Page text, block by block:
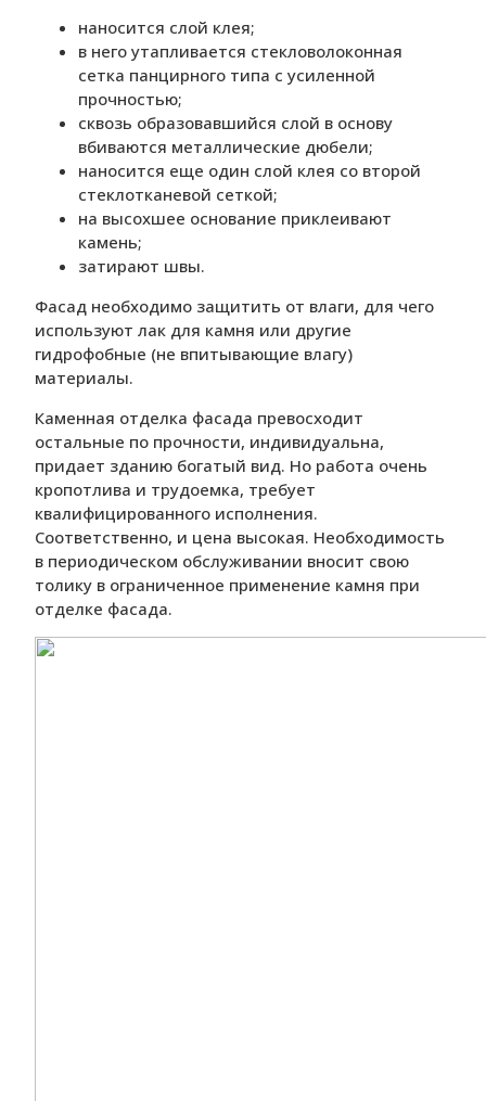
наносится слой клея;
в него утапливается стекловолоконная
сетка панцирного типа с усиленной
прочностью;
сквозь образовавшийся слой в основу
вбиваются металлические дюбели;
наносится еще один слой клея со второй
стеклотканевой сеткой;
на высохшее основание приклеивают
камень;
затирают швы.
Фасад необходимо защитить от влаги, для чего
используют лак для камня или другие
гидрофобные (не впитывающие влагу)
материалы.
Каменная отделка фасада превосходит
остальные по прочности, индивидуальна,
придает зданию богатый вид. Но работа очень
кропотлива и трудоемка, требует
квалифицированного исполнения.
Соответственно, и цена высокая. Необходимость
в периодическом обслуживании вносит свою
толику в ограниченное применение камня при
отделке фасада.